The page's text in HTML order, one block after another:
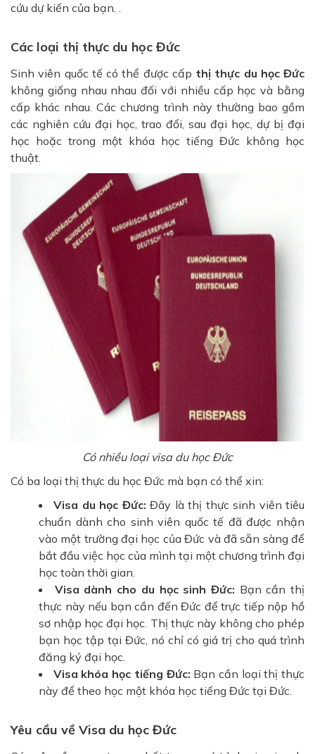
cứu dự kiến ​​của bạn. .
Các loại thị thực du học Đức
Sinh viên quốc tế có thể được cấp thị thực du học Đức
không giống nhau nhau đối với nhiều cấp học và bằng
cấp khác nhau. Các chương trình này thường bao gồm
các nghiên cứu đại học, trao đổi, sau đại học, dự bị đại
học hoặc trong một khóa học tiếng Đức không học
thuật.
Có nhiều loại visa du học Đức
Có ba loại thị thực du học Đức mà bạn có thể xin:
Visa du học Đức: Đây là thị thực sinh viên tiêu
chuẩn dành cho sinh viên quốc tế đã được nhận
vào một trường đại học của Đức và đã sẵn sàng để
bắt đầu việc học của mình tại một chương trình đại
học toàn thời gian.
Visa dành cho du học sinh Đức: Bạn cần thị
thực này nếu bạn cần đến Đức để trực tiếp nộp hồ
sơ nhập học đại học. Thị thực này không cho phép
bạn học tập tại Đức, nó chỉ có giá trị cho quá trình
đăng ký đại học.
Visa khóa học tiếng Đức: Bạn cần loại thị thực
này để theo học một khóa học tiếng Đức tại Đức.
Yêu cầu về Visa du học Đức